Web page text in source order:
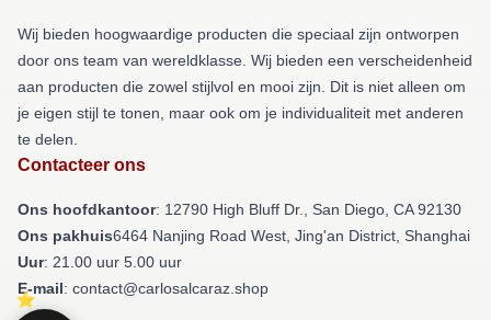
Wij bieden hoogwaardige producten die speciaal zijn ontworpen
door ons team van wereldklasse. Wij bieden een verscheidenheid
aan producten die zowel stijlvol en mooi zijn. Dit is niet alleen om
je eigen stijl te tonen, maar ook om je individualiteit met anderen
te delen.
Contacteer ons
Ons hoofdkantoor: 12790 High Bluff Dr., San Diego, CA 92130
Ons pakhuis6464 Nanjing Road West, Jing'an District, Shanghai
Uur: 21.00 uur 5.00 uur
E-mail: contact@carlosalcaraz.shop